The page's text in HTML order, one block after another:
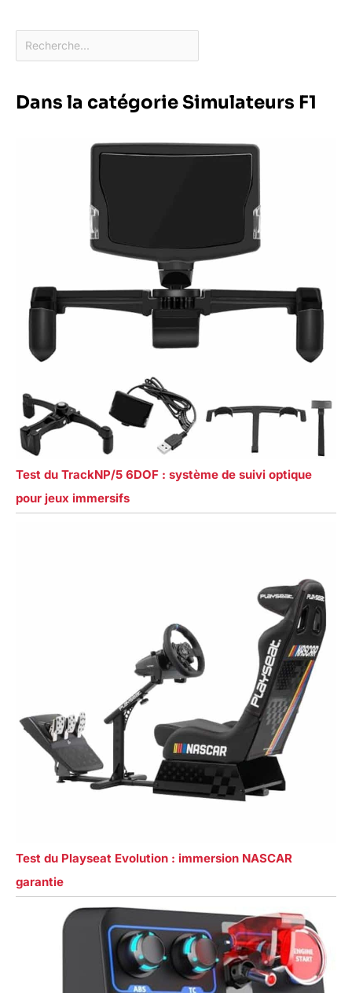
Dans la catégorie Simulateurs F1
Test du TrackNP/5 6DOF : système de suivi optique
pour jeux immersifs
Test du Playseat Evolution : immersion NASCAR
garantie